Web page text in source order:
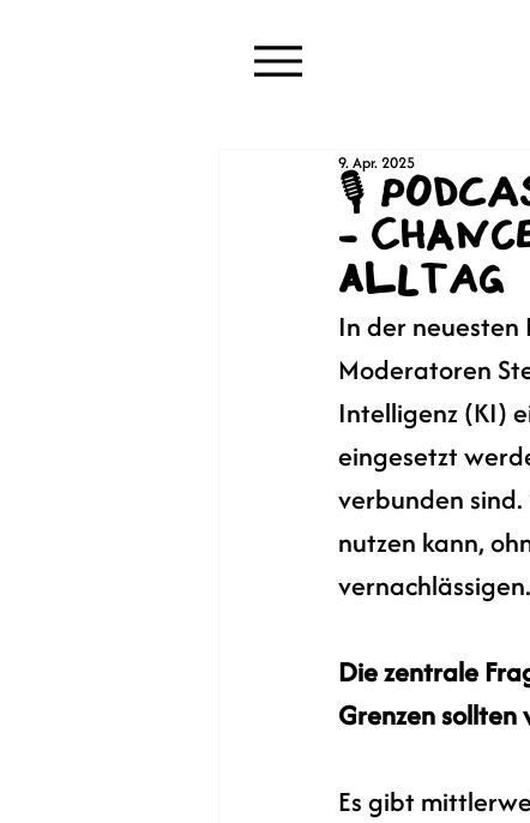
🎙️
-
Alltag
9. Apr. 2025
In der neuesten
Moderatoren
Intelligenz (KI)
eingesetzt
verbunden
nutzen kann,
vernachlässigen.
Die zentrale
Grenzen sollten
Es gibt